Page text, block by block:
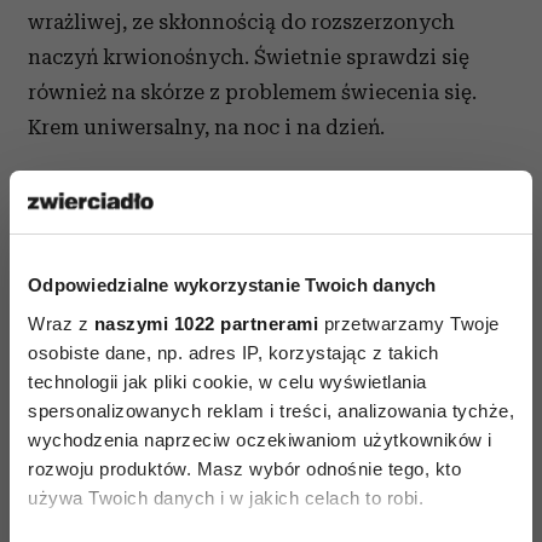
Odpowiedzialne wykorzystanie Twoich danych
Wraz z naszymi 1022 partnerami przetwarzamy Twoje
osobiste dane, np. adres IP, korzystając z takich
technologii jak pliki cookie, w celu wyświetlania
spersonalizowanych reklam i treści, analizowania tychże,
wychodzenia naprzeciw oczekiwaniom użytkowników i
rozwoju produktów. Masz wybór odnośnie tego, kto
używa Twoich danych i w jakich celach to robi.
wrażliwej, ze skłonnością do rozszerzonych
naczyń krwionośnych. Świetnie sprawdzi się
również na skórze z problemem świecenia się.
Krem uniwersalny, na noc i na dzień.
wzmacnia system odpornościowy i chroni
komórki skóry przed wolnymi rodnikami.
Ekstrakt z bławatka działa kojąco
i przeciwzapalnie. Idealna różana kompozycja
poprawia kondycję delikatnej skóry wokół oczu
już od pierwszych aplikacji. Poprawia
mikrokrążenie i zwiększa sprężystość skóry. Krem